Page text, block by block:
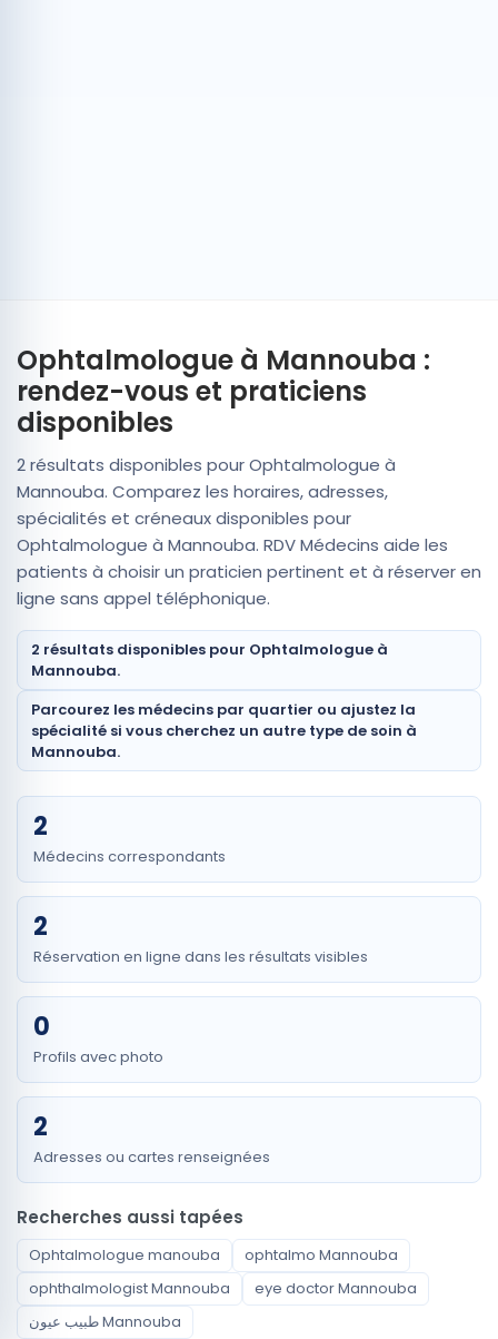
Ophtalmologue à Mannouba :
rendez-vous et praticiens
disponibles
2 résultats disponibles pour Ophtalmologue à
Mannouba. Comparez les horaires, adresses,
spécialités et créneaux disponibles pour
Ophtalmologue à Mannouba. RDV Médecins aide les
patients à choisir un praticien pertinent et à réserver en
ligne sans appel téléphonique.
2 résultats disponibles pour Ophtalmologue à
Mannouba.
Parcourez les médecins par quartier ou ajustez la
spécialité si vous cherchez un autre type de soin à
Mannouba.
2
Médecins correspondants
2
Réservation en ligne dans les résultats visibles
0
Profils avec photo
2
Adresses ou cartes renseignées
Recherches aussi tapées
Ophtalmologue manouba
ophtalmo Mannouba
ophthalmologist Mannouba
eye doctor Mannouba
طبيب عيون Mannouba